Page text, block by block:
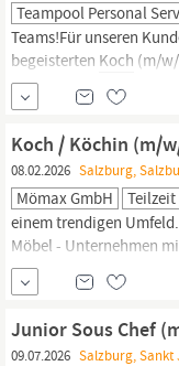
Teampool Personal
Teams!Für unseren
begeisterten Koch (m/
Salzburg
Arbeitszeit
Unterstützung der
Speisen nach...
Koch / Köchin (m/
08.02.2026 Salzburg,
Mömax GmbH Teilzeit
einem trendigen
Möbel - Unternehmen
allen unseren
Arbeitsplätze. All dies
Benefits: Interessante...
Junior Sous Chef
09.07.2026 Salzburg, Sankt